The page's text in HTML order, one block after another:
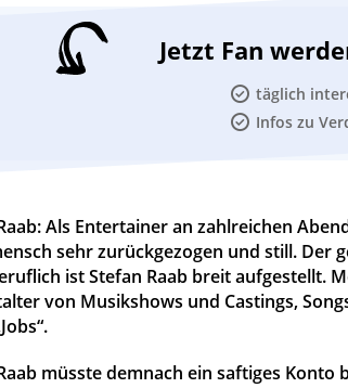
Jetzt Fan
täglich
Infos zu
Als Entertainer an zahlreichen
sehr zurückgezogen und still. Der
ist Stefan Raab breit aufgestellt.
von Musikshows und Castings,
müsste demnach ein saftiges Konto